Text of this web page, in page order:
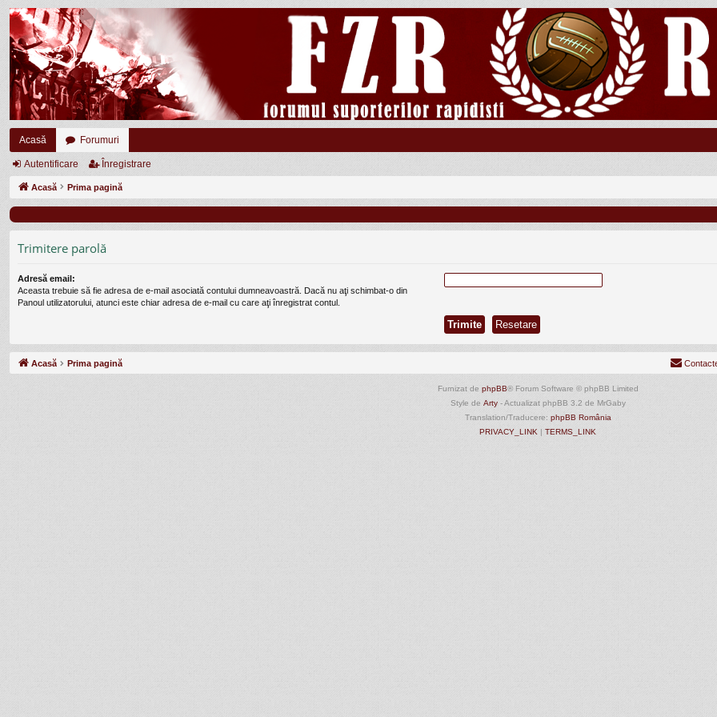
Acasă Forumuri
Autentificare Înregistrare
Acasă Prima pagină
Trimitere parolă
Adresă email:
Aceasta trebuie să fie adresa de e-mail asociată contului dumneavoastră. Dacă nu aţi schimbat-o din
Panoul utilizatorului, atunci este chiar adresa de e-mail cu care aţi înregistrat contul.
Acasă Prima pagină
Furnizat de phpBB® Forum Software © phpBB Limited
Style de Arty- Actualizat phpBB 3.2 de MrGaby
Translation/Traducere: phpBB România
PRIVACY_LINK | TERMS_LINK